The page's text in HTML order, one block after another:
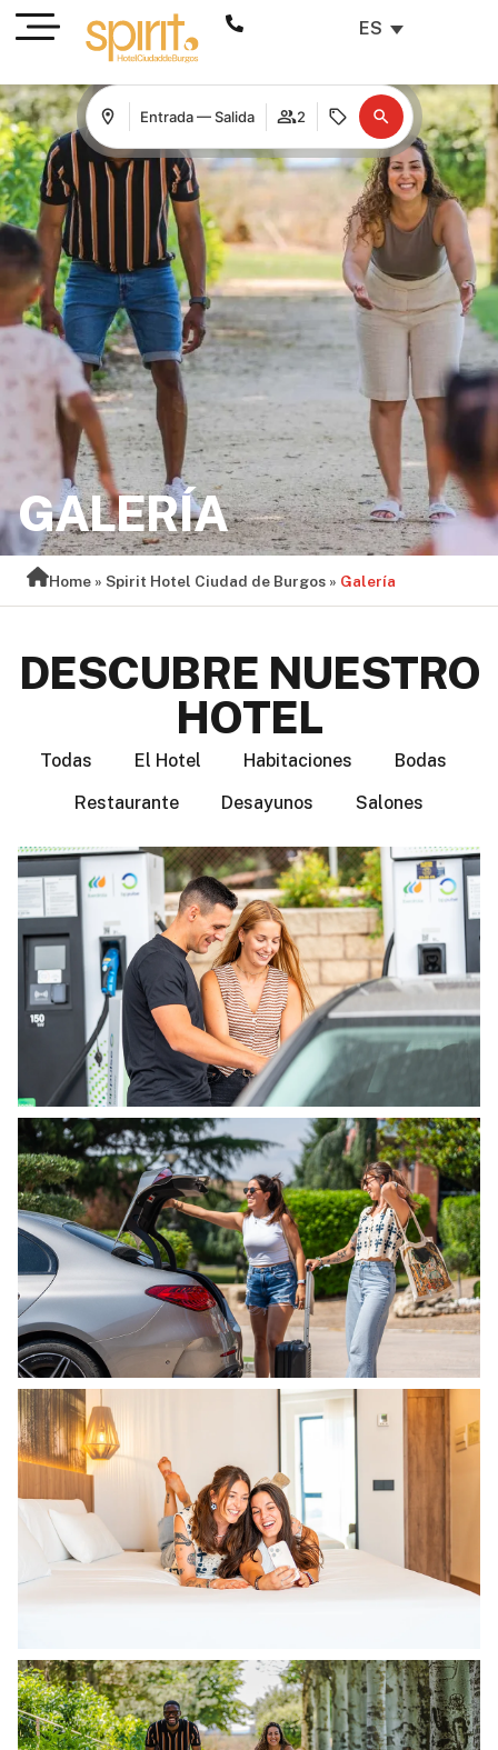
ES
Entrada — Salida 2
GALERÍA
Home »Spirit Hotel Ciudad de Burgos » Galería
DESCUBRE NUESTRO
HOTEL
Todas El Hotel Habitaciones
Bodas
Restaurante
Desayunos Salones